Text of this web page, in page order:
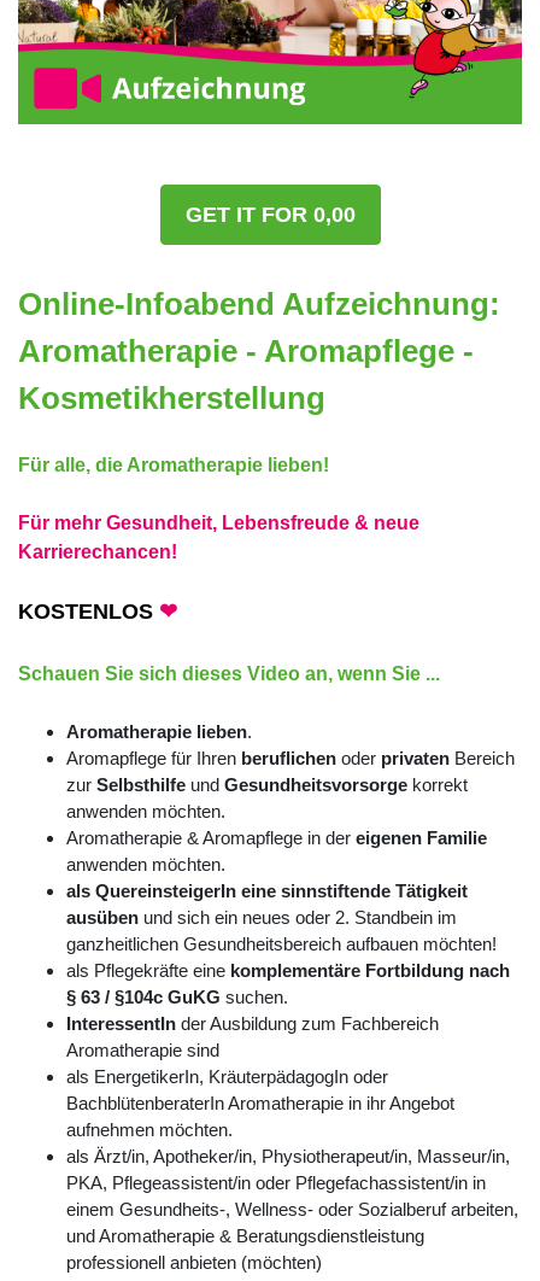
GET IT FOR 0,00
Online-Infoabend Aufzeichnung:
Aromatherapie - Aromapflege -
Kosmetikherstellung
Für alle, die Aromatherapie lieben!
Für mehr Gesundheit, Lebensfreude & neue
Karrierechancen!
KOSTENLOS ❤
Schauen Sie sich dieses Video an, wenn Sie ...
Aromatherapie lieben.
Aromapflege für Ihren beruflichen oder privaten Bereich
zur Selbsthilfe und Gesundheitsvorsorge korrekt
anwenden möchten.
Aromatherapie & Aromapflege in der eigenen Familie
anwenden möchten.
als QuereinsteigerIn eine sinnstiftende Tätigkeit
ausüben und sich ein neues oder 2. Standbein im
ganzheitlichen Gesundheitsbereich aufbauen möchten!
als Pflegekräfte eine komplementäre Fortbildung nach
§ 63 / §104c GuKG suchen.
InteressentIn der Ausbildung zum Fachbereich
Aromatherapie sind
als EnergetikerIn, KräuterpädagogIn oder
BachblütenberaterIn Aromatherapie in ihr Angebot
aufnehmen möchten.
als Ärzt/in, Apotheker/in, Physiotherapeut/in, Masseur/in,
PKA, Pflegeassistent/in oder Pflegefachassistent/in in
einem Gesundheits-, Wellness- oder Sozialberuf arbeiten,
und Aromatherapie & Beratungsdienstleistung
professionell anbieten (möchten)